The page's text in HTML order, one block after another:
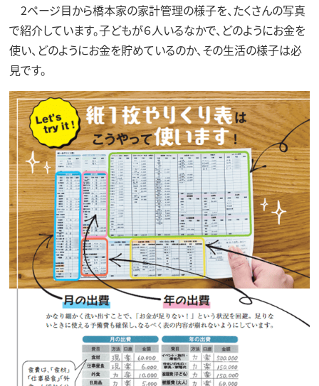
2ページ目から橋本家の家計管理の様子を、たくさんの写真
で紹介しています。子どもが６人いるなかで、どのようにお金を
使い、どのようにお金を貯めているのか、その生活の様子は必
見です。